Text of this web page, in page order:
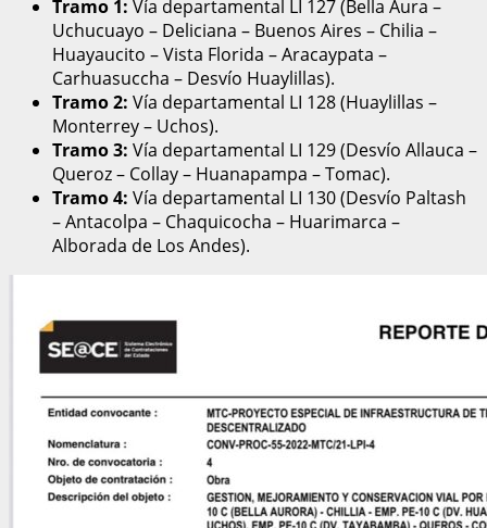
Tramo 1: Vía departamental LI 127 (Bella Aura –
Uchucuayo – Deliciana – Buenos Aires – Chilia –
Huayaucito – Vista Florida – Aracaypata –
Carhuasuccha – Desvío Huaylillas).
Tramo 2: Vía departamental LI 128 (Huaylillas –
Monterrey – Uchos).
Tramo 3: Vía departamental LI 129 (Desvío Allauca –
Queroz – Collay – Huanapampa – Tomac).
Tramo 4: Vía departamental LI 130 (Desvío Paltash
– Antacolpa – Chaquicocha – Huarimarca –
Alborada de Los Andes).